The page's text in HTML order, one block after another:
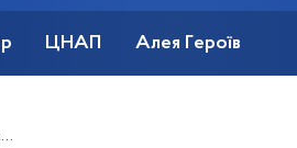
ЦНАП Алея Героїв